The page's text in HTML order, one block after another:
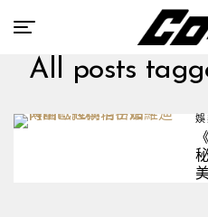
All posts